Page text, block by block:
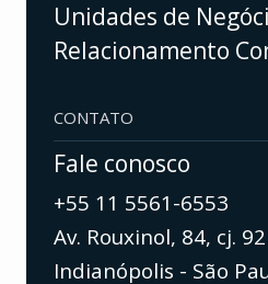
Unidades de
Relacionamento
CONTATO
Fale conosco
+55 11 5561-6553
Av. Rouxinol, 84, cj. 92
Indianópolis - São